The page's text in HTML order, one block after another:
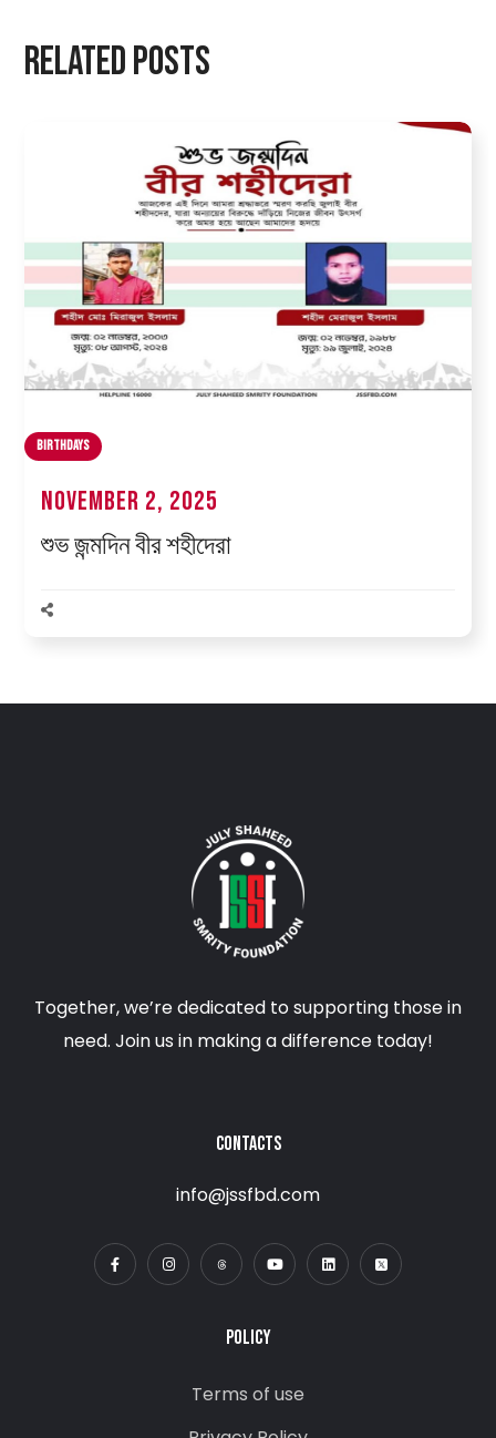
Related Posts
Birthdays
November 2, 2025
শুভ জন্মদিন বীর শহীদেরা
Together, we’re dedicated to supporting those in
need. Join us in making a difference today!
CONTACTS
info@jssfbd.com
POLICY
Terms of use